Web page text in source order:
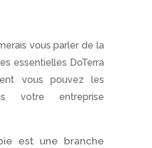
vous parler de la
essentielles DoTerra
vous pouvez les
votre entreprise
est une branche